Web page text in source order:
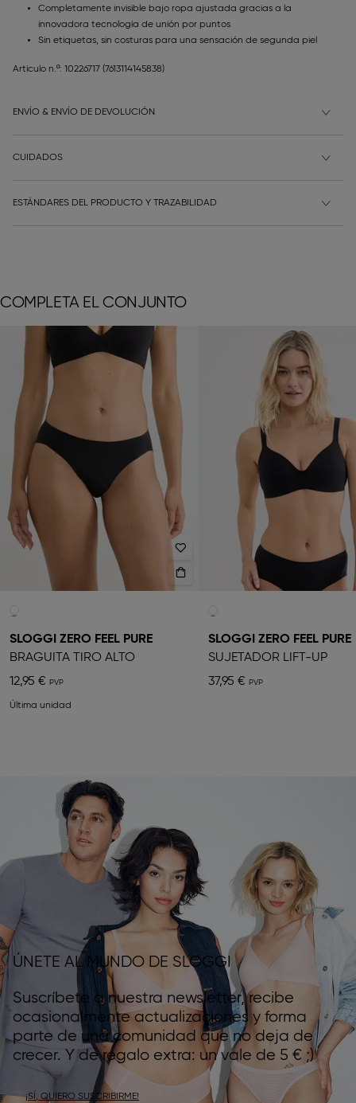
Completamente invisible bajo ropa ajustada gracias a la
innovadora tecnología de unión por puntos
Sin etiquetas, sin costuras para una sensación de segunda piel
Artículo n.º: 10226717 (7613114145838)
ENVÍO & ENVÍO DE DEVOLUCIÓN
CUIDADOS
ESTÁNDARES DEL PRODUCTO Y TRAZABILIDAD
COMPLETA EL CONJUNTO
SLOGGI ZERO FEEL PURE
BRAGUITA TIRO ALTO
12,95 €
Última unidad
SLOGGI ZERO FEEL PURE
SUJETADOR LIFT-UP
37,95 €
ÚNETE AL MUNDO DE SLOGGI
Suscríbete a nuestra newsletter, recibe
ocasionalmente actualizaciones y forma
parte de una comunidad que no deja de
crecer. Y de regalo extra: un vale de 5 € ;)
¡SÍ, QUIERO SUSCRIBIRME!